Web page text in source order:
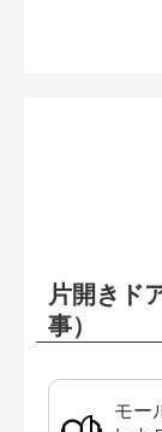
片開きド
事）
モー